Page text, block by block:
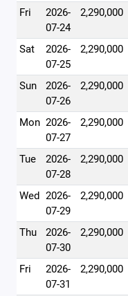
Fri
2026-
07-24
2,290,000
Sat
2026-
07-25
2,290,000
Sun
2026-
07-26
2,290,000
Mon 2026-
07-27
2,290,000
Tue
2026-
07-28
2,290,000
Wed 2026-
07-29
2,290,000
Thu
2026-
07-30
2,290,000
Fri
2026-
07-31
2,290,000